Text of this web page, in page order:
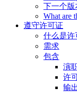
下一个版
What are
遵守许可证
什么是许
需求
包含
演
许
输